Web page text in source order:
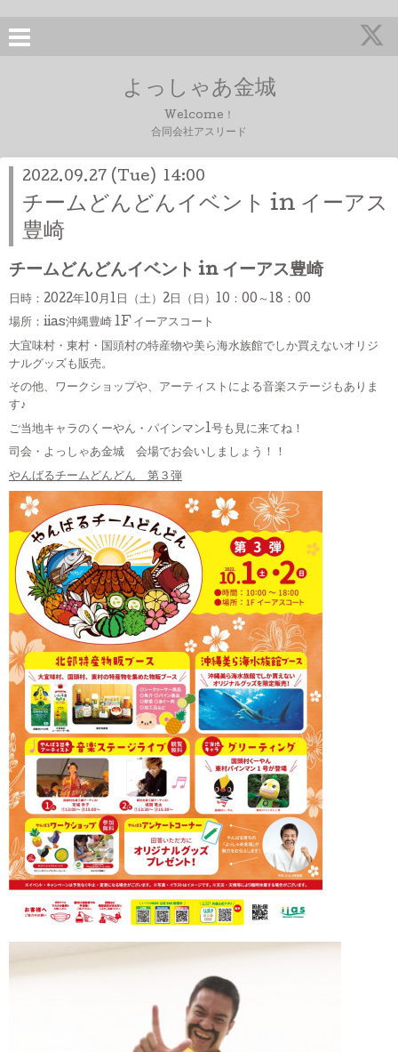
よっしゃあ金城
Welcome！
合同会社アスリード
2022.09.27 (Tue) 14:00
チームどんどんイベント in イーアス
豊崎
チームどんどんイベント in イーアス豊崎
日時：2022年10月1日（土）2日（日）10：00～18：00
場所：iias沖縄豊崎 1F イーアスコート
大宜味村・東村・国頭村の特産物や美ら海水族館でしか買えないオリジ
ナルグッズも販売。
その他、ワークショップや、アーティストによる音楽ステージもありま
す♪
ご当地キャラのくーやん・パインマン1号も見に来てね！
司会・よっしゃあ金城 会場でお会いしましょう！！
やんばるチームどんどん 第３弾